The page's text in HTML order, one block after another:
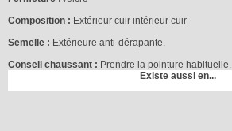
Composition : Extérieur cuir intérieur cuir
Semelle : Extérieure anti-dérapante.
Conseil chaussant : Prendre la pointure habituelle.
Existe aussi en...